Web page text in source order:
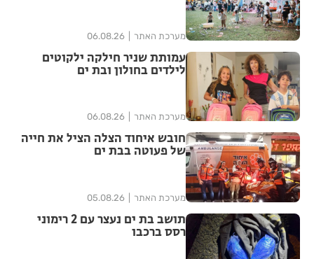
מערכת האתר 06.08.26
עמותת שניר חילקה ילקוטים
לילדים בחולון ובת ים
מערכת האתר 06.08.26
חובש איחוד הצלה הציל את חייה
של פעוטה בבת ים
מערכת האתר 05.08.26
תושב בת ים נעצר עם 2 רימוני
רסס ברכבו